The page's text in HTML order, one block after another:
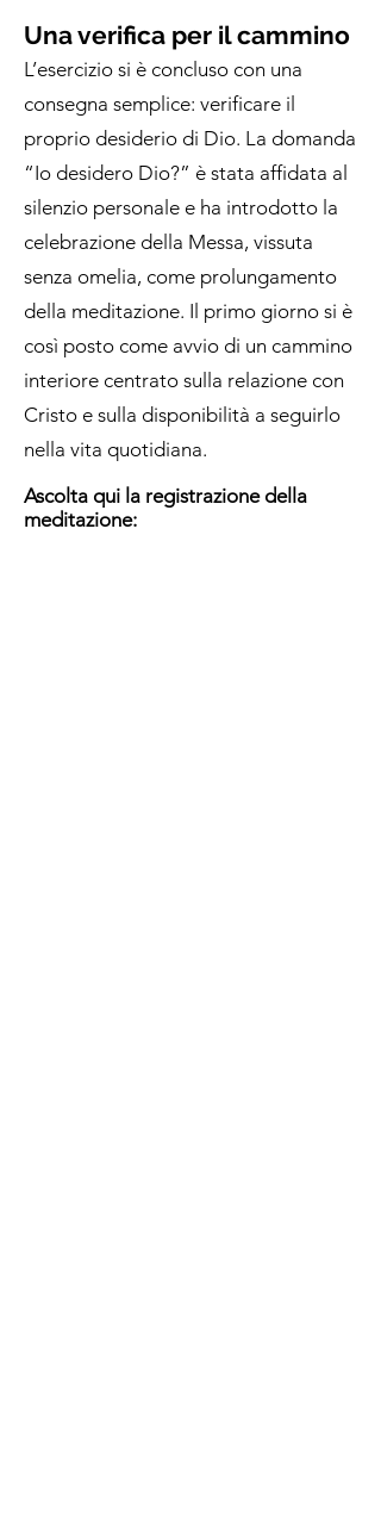
Una verifica per il cammino
L’esercizio si è concluso con una
consegna semplice: verificare il
proprio desiderio di Dio. La domanda
“Io desidero Dio?” è stata affidata al
silenzio personale e ha introdotto la
celebrazione della Messa, vissuta
senza omelia, come prolungamento
della meditazione. Il primo giorno si è
così posto come avvio di un cammino
interiore centrato sulla relazione con
Cristo e sulla disponibilità a seguirlo
nella vita quotidiana.
Ascolta qui la registrazione della
meditazione: